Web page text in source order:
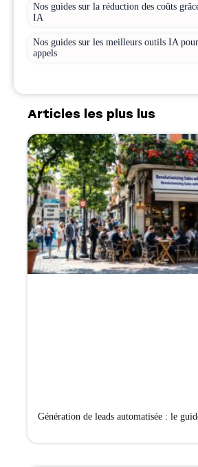
Nos guides sur la réduction des coûts
IA
Nos guides sur les meilleurs outils IA
appels
Articles les plus lus
Génération de leads automatisée : le